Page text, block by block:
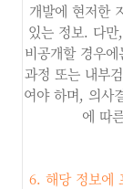
개발에 현저한
있는 정보. 다
비공개할 경우
과정 또는 내부
여야 하며, 의사
에 따
6. 해당 정보에